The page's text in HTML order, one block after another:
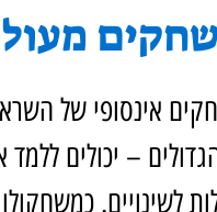
אינסופי של
– יכולים